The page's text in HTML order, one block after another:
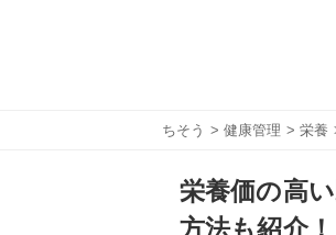
ちそう > 健康管理 >栄養
栄養価の高
方法も紹介！